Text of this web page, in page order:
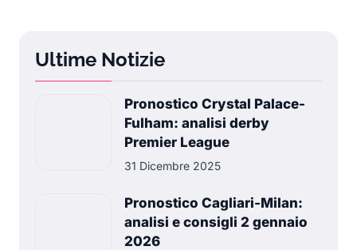
Ultime Notizie
Pronostico Crystal Palace-
Fulham: analisi derby
Premier League
31 Dicembre 2025
Pronostico Cagliari-Milan:
analisi e consigli 2 gennaio
2026